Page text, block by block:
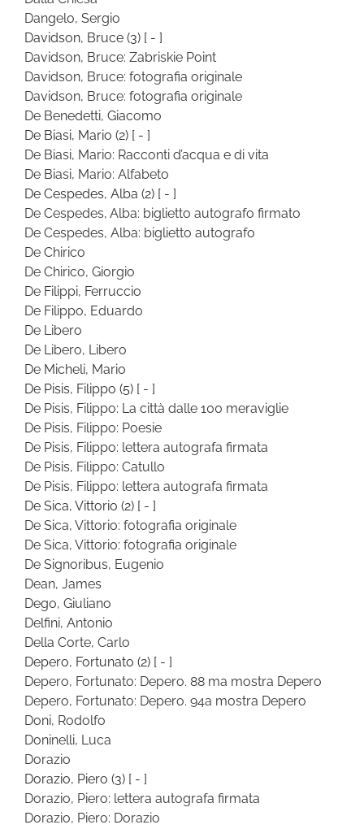
Dangelo, Sergio
Davidson, Bruce (3) [ - ]
Davidson, Bruce: Zabriskie Point
Davidson, Bruce: fotografia originale
Davidson, Bruce: fotografia originale
De Benedetti, Giacomo
De Biasi, Mario (2) [ - ]
De Biasi, Mario: Racconti d’acqua e di vita
De Biasi, Mario: Alfabeto
De Cespedes, Alba (2) [ - ]
De Cespedes, Alba: biglietto autografo firmato
De Cespedes, Alba: biglietto autografo
De Chirico
De Chirico, Giorgio
De Filippi, Ferruccio
De Filippo, Eduardo
De Libero
De Libero, Libero
De Micheli, Mario
De Pisis, Filippo (5) [ - ]
De Pisis, Filippo: La città dalle 100 meraviglie
De Pisis, Filippo: Poesie
De Pisis, Filippo: lettera autografa firmata
De Pisis, Filippo: Catullo
De Pisis, Filippo: lettera autografa firmata
De Sica, Vittorio (2) [ - ]
De Sica, Vittorio: fotografia originale
De Sica, Vittorio: fotografia originale
De Signoribus, Eugenio
Dean, James
Dego, Giuliano
Delfini, Antonio
Della Corte, Carlo
Depero, Fortunato (2) [ - ]
Depero, Fortunato: Depero. 88 ma mostra Depero
Depero, Fortunato: Depero. 94a mostra Depero
Doni, Rodolfo
Doninelli, Luca
Dorazio
Dorazio, Piero (3) [ - ]
Dorazio, Piero: lettera autografa firmata
Dorazio, Piero: Dorazio